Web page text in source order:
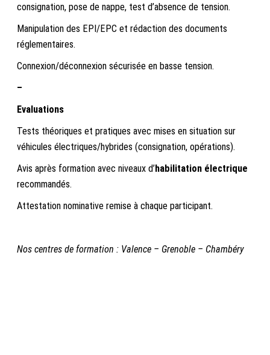
consignation, pose de nappe, test d’absence de tension.
Manipulation des EPI/EPC et rédaction des documents
réglementaires.
Connexion/déconnexion sécurisée en basse tension.
–
Evaluations
Tests théoriques et pratiques avec mises en situation sur
véhicules électriques/hybrides (consignation, opérations).
Avis après formation avec niveaux d’habilitation électrique
recommandés.
Attestation nominative remise à chaque participant.
Nos centres de formation : Valence – Grenoble – Chambéry